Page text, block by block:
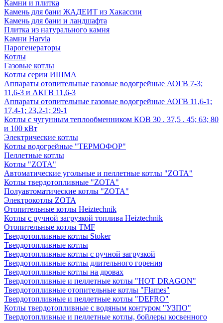
Камни и плитка
Камень для бани ЖАДЕИТ из Хакассии
Камень для бани и ландшафта
Плитка из натурального камня
Камни Harvia
Парогенераторы
Котлы
Газовые котлы
Котлы серии ИШМА
Аппараты отопительные газовые водогрейные АОГВ 7-3;
11,6-3 и АКГВ 11,6-3
Аппараты отопительные газовые водогрейные АОГВ 11,6-1;
17,4-1; 23,2-1; 29-1
Котлы с чугунным теплообменником КОВ 30 . 37,5 . 45; 63; 80
и 100 кВт
Электрические котлы
Котлы водогрейные "ТЕРМОФОР"
Пеллетные котлы
Котлы "ZOTA"
Автоматические угольные и пеллетные котлы "ZOTA"
Котлы твердотопливные "ZOTA"
Полуавтоматические котлы "ZOTA"
Электрокотлы ZOTA
Отопительные котлы Heiztechnik
Котлы с ручной загрузкой топлива Heiztechnik
Отопительные котлы TMF
Твердотопливные котлы Stoker
Твердотопливные котлы
Твердотопливные котлы с ручной загрузкой
Твердотопливные котлы длительного горения
Твердотопливные котлы на дровах
Твердотопливные и пеллетные котлы "HOT DRAGON"
Твердотопливные отопительные котлы "Flames"
Твердотопливные и пеллетные котлы "DEFRO"
Котлы твердотопливные с водяным контуром "УЗПО"
Твердотопливные и пеллетные котлы, бойлеры косвенного